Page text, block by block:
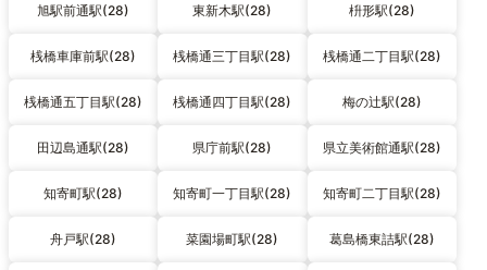
旭駅前通駅(28) 東新木駅(28) 枡形駅(28)
桟橋車庫前駅(28) 桟橋通三丁目駅(28) 桟橋通二丁目駅(28)
桟橋通五丁目駅(28) 桟橋通四丁目駅(28) 梅の辻駅(28)
田辺島通駅(28) 県庁前駅(28) 県立美術館通駅(28)
知寄町駅(28) 知寄町一丁目駅(28) 知寄町二丁目駅(28)
舟戸駅(28) 菜園場町駅(28) 葛島橋東詰駅(28)